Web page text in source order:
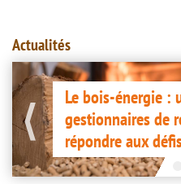
Actualités
Image
Le bois-énergie :
gestionnaires de
répondre aux